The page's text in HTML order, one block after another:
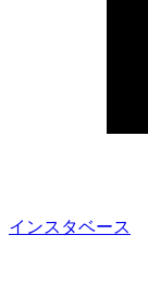
インスタベース